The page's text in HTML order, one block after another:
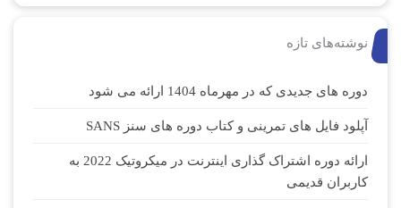
نوشته‌های تازه
دوره های جدیدی که در مهرماه 1404 ارائه می شود
آپلود فایل های تمرینی و کتاب دوره های سنز SANS
ارائه دوره اشتراک گذاری اینترنت در میکروتیک 2022 به
کاربران قدیمی